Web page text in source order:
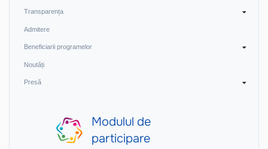
Transparența
Admitere
Beneficiarii programelor
Noutăți
Presă